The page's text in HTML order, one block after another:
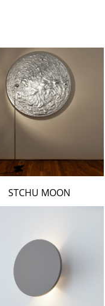
STCHU MOON